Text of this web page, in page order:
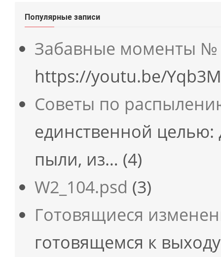
Популярные записи
Забавные моменты №
https://youtu.be/
Советы по
единственной целью:
пыли, из… (4)
W2_104.psd (3)
Готовящиеся
готовящемся к